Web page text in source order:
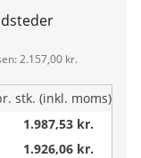
2.157,00 kr.
stk. (inkl. moms)
1.987,53 kr.
1.926,06 kr.